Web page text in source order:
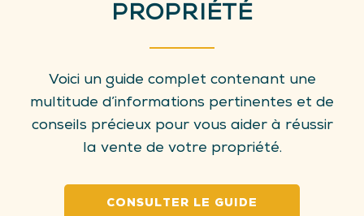
PROPRIÉTÉ
Voici un guide complet contenant une
multitude d’informations pertinentes et de
conseils précieux pour vous aider à réussir
la vente de votre propriété.
CONSULTER LE GUIDE